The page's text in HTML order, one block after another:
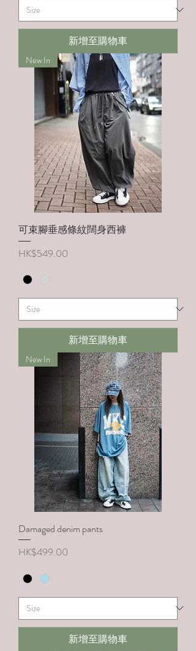
新增至購物車
New In
可束腳垂感條紋闊身西褲
價格
HK$549.00
新增至購物車
New In
Damaged denim pants
價格
HK$499.00
新增至購物車